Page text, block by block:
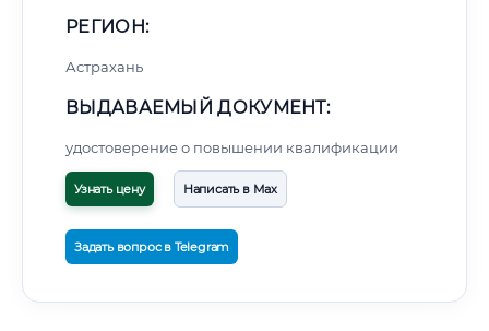
РЕГИОН:
Астрахань
ВЫДАВАЕМЫЙ ДОКУМЕНТ:
удостоверение о повышении квалификации
Узнать цену Написать в Max
Задать вопрос в Telegram